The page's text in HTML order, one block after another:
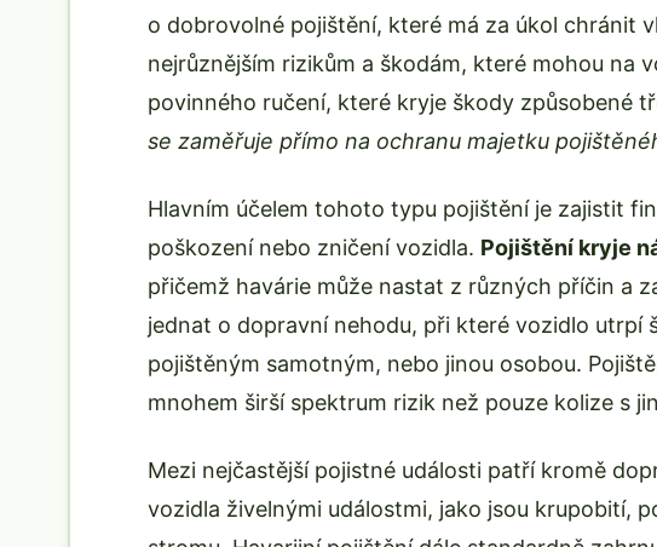
o dobrovolné pojištění, které má za úkol chránit
nejrůznějším rizikům a škodám, které mohou na
povinného ručení, které kryje škody způsobené
se zaměřuje přímo na ochranu majetku
Hlavním účelem tohoto typu pojištění je zajistit
poškození nebo zničení vozidla. Pojištění kryje
přičemž havárie může nastat z různých příčin a
jednat o dopravní nehodu, při které vozidlo utrpí
pojištěným samotným, nebo jinou osobou.
mnohem širší spektrum rizik než pouze kolize s
Mezi nejčastější pojistné události patří kromě
vozidla živelnými událostmi, jako jsou krupobití,